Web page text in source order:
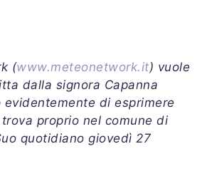
(www.meteonetwork.it) vuole
dalla signora Capanna
di esprimere
proprio nel comune di
quotidiano giovedì 27